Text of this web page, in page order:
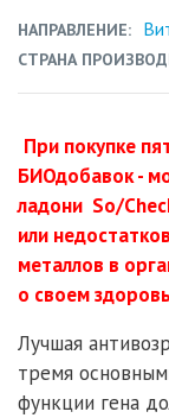
НАПРАВЛЕНИЕ
СТРАНА
При покупке
БИОдобавок -
ладони So/
или
металлов в
о своем
Лучшая
тремя
функции гена